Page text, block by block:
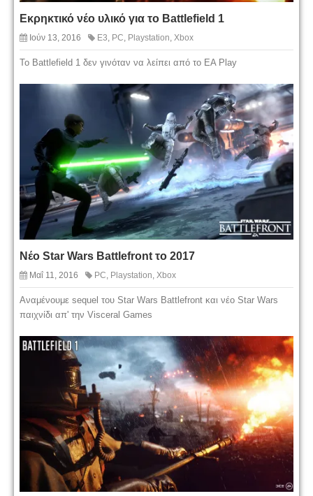
Εκρηκτικό νέο υλικό για το Battlefield 1
Ιούν 13, 2016 E3, PC, Playstation, Xbox
Το Battlefield 1 δεν γινόταν να λείπει από το EA Play
Νέο Star Wars Battlefront το 2017
Μαΐ 11, 2016 PC, Playstation, Xbox
Αναμένουμε sequel του Star Wars Battlefront και νέο Star Wars
παιχνίδι απ' την Visceral Games